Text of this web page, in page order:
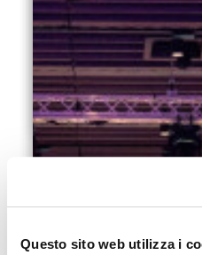
Questo sito web utilizza i
L’Intelligenza
dell’edilizia.
06.03.2026
Leggi di più